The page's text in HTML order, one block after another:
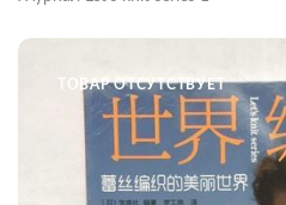
ТОВАР ОТСУТСТВУЕТ